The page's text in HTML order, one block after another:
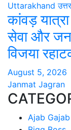
Uttarakhand
कांवड़
सेवा और
विजया
August 5, 2026
Janmat Jagran
Ajab Gajab